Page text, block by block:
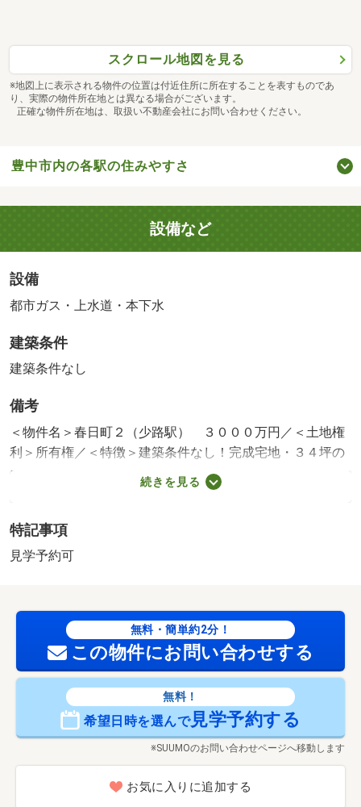
スクロール地図を見る
※地図上に表示される物件の位置は付近住所に所在することを表すものであ
り、実際の物件所在地とは異なる場合がございます。
正確な物件所在地は、取扱い不動産会社にお問い合わせください。
豊中市内の各駅の住みやすさ
設備など
設備
都市ガス・上水道・本下水
建築条件
建築条件なし
備考
＜物件名＞春日町２（少路駅） ３０００万円／＜土地権
利＞所有権／＜特徴＞建築条件なし！完成宅地・３４坪の
整形地
続きを見る
特記事項
見学予約可
無料・簡単約2分！
この物件にお問い合わせする
無料！
希望日時を選んで見学予約する
※SUUMOのお問い合わせページへ移動します
お気に入りに追加する